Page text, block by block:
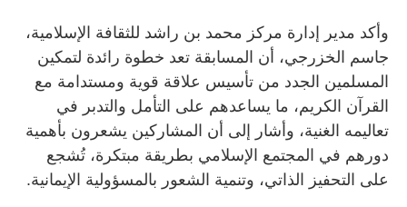
وأكد مدير إدارة مركز محمد بن راشد للثقافة الإسلامية،
جاسم الخزرجي، أن المسابقة تعد خطوة رائدة لتمكين
المسلمين الجدد من تأسيس علاقة قوية ومستدامة مع
القرآن الكريم، ما يساعدهم على التأمل والتدبر في
تعاليمه الغنية، وأشار إلى أن المشاركين يشعرون بأهمية
دورهم في المجتمع الإسلامي بطريقة مبتكرة، تُشجع
على التحفيز الذاتي، وتنمية الشعور بالمسؤولية الإيمانية.